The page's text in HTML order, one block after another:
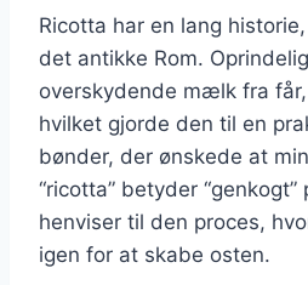
Ricotta har en lang
det antikke Rom.
overskydende mælk fra
hvilket gjorde den til en
bønder, der ønskede at
“ricotta” betyder
henviser til den proces,
igen for at skabe osten.